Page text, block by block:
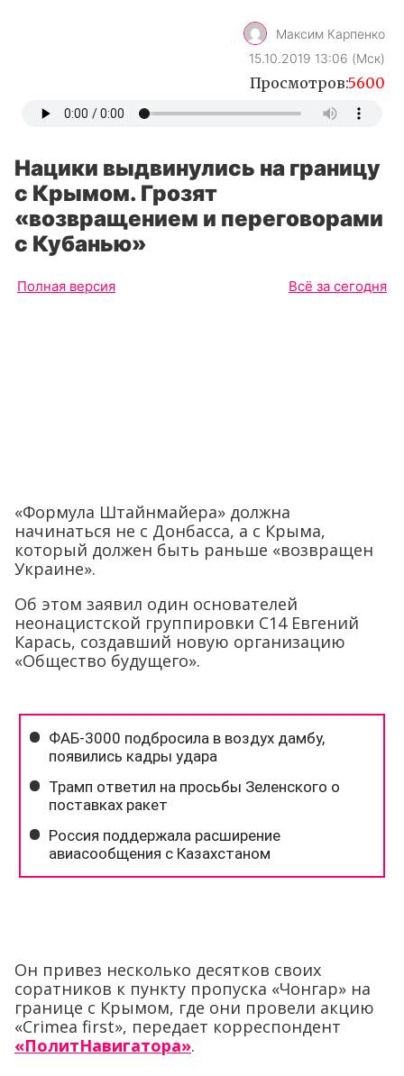
Максим Карпенко
15.10.2019 13:06 (Мск)
Просмотров:5600
Нацики выдвинулись на границу
с Крымом. Грозят
«возвращением и переговорами
с Кубанью»
Полная версия Всё за сегодня
«Формула Штайнмайера» должна
начинаться не с Донбасса, а с Крыма,
который должен быть раньше «возвращен
Украине».
Об этом заявил один основателей
неонацистской группировки С14 Евгений
Карась, создавший новую организацию
«Общество будущего».
Он привез несколько десятков своих
соратников к пункту пропуска «Чонгар» на
границе с Крымом, где они провели акцию
«Crimea first», передает корреспондент
«ПолитНавигатора».